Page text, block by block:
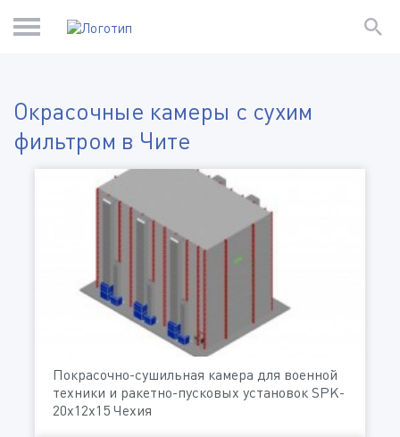
Окрасочные камеры с сухим
фильтром в Чите
Покрасочно-сушильная камера для военной
техники и ракетно-пусковых установок SPK-
20x12x15 Чехия